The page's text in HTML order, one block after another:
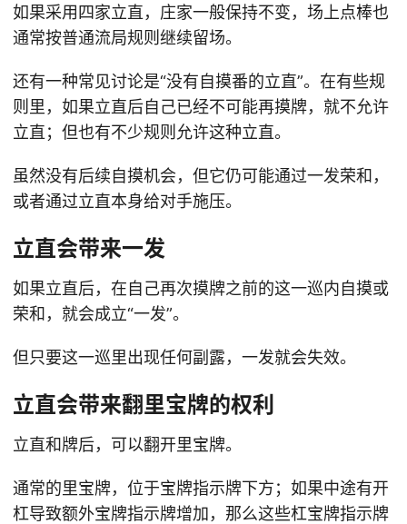
如果采用四家立直，庄家一般保持不变，场上点棒也
通常按普通流局规则继续留场。
还有一种常见讨论是“没有自摸番的立直”。在有些规
则里，如果立直后自己已经不可能再摸牌，就不允许
立直；但也有不少规则允许这种立直。
虽然没有后续自摸机会，但它仍可能通过一发荣和，
或者通过立直本身给对手施压。
立直会带来一发
如果立直后，在自己再次摸牌之前的这一巡内自摸或
荣和，就会成立“一发”。
但只要这一巡里出现任何副露，一发就会失效。
立直会带来翻里宝牌的权利
立直和牌后，可以翻开里宝牌。
通常的里宝牌，位于宝牌指示牌下方；如果中途有开
杠导致额外宝牌指示牌增加，那么这些杠宝牌指示牌